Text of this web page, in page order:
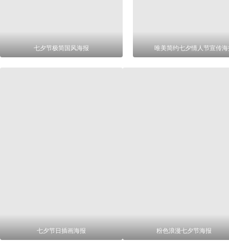
七夕节极简国风海报 唯美简约七夕情人节宣传
七夕节日插画海报 粉色浪漫七夕节海报